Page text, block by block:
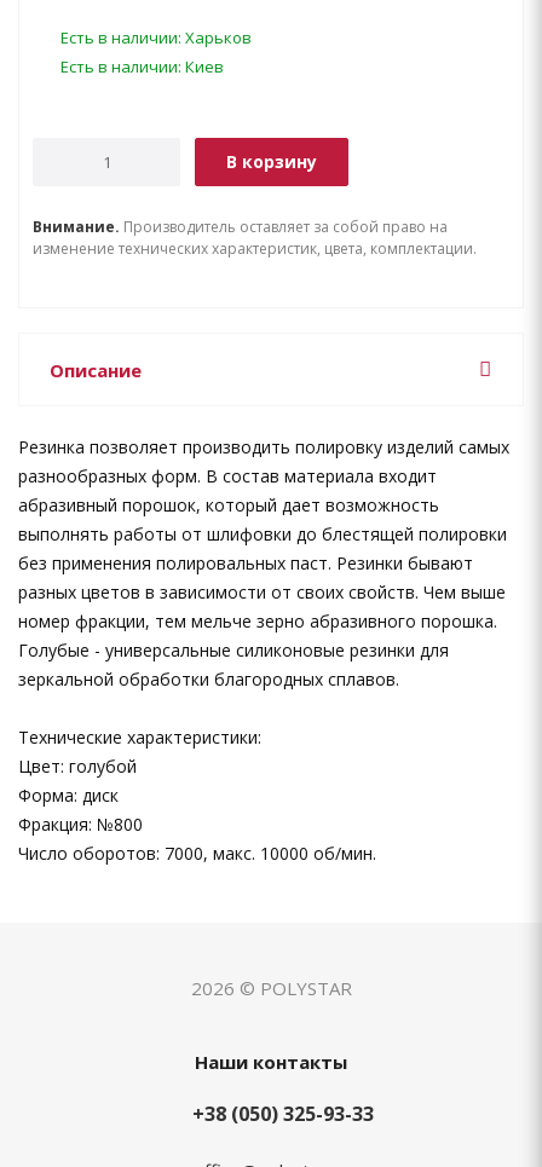
Есть в наличии: Харьков
Есть в наличии: Киев
В корзину
Внимание. Производитель оставляет за собой право на
изменение технических характеристик, цвета, комплектации.
Описание
Резинка позволяет производить полировку изделий самых
разнообразных форм. В состав материала входит
абразивный порошок, который дает возможность
выполнять работы от шлифовки до блестящей полировки
без применения полировальных паст. Резинки бывают
разных цветов в зависимости от своих свойств. Чем выше
номер фракции, тем мельче зерно абразивного порошка.
Голубые - универсальные силиконовые резинки для
зеркальной обработки благородных сплавов.
Технические характеристики:
Цвет: голубой
Форма: диск
Фракция: №800
Число оборотов: 7000, макс. 10000 об/мин.
2026 © POLYSTAR
Наши контакты
+38 (050) 325-93-33